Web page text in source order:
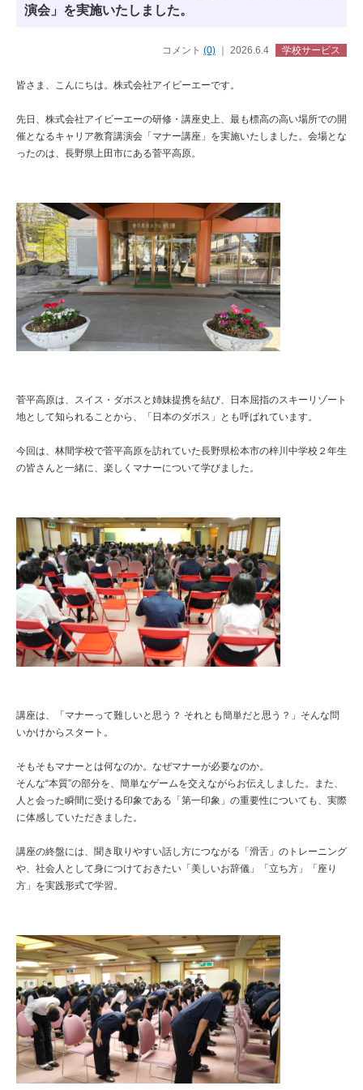
演会」を実施いたしました。
コメント (0) ｜ 2026.6.4 学校サービス
皆さま、こんにちは。株式会社アイビーエーです。
先日、株式会社アイビーエーの研修・講座史上、最も標高の高い場所での開
催となるキャリア教育講演会「マナー講座」を実施いたしました。会場とな
ったのは、長野県上田市にある菅平高原。
菅平高原は、スイス・ダボスと姉妹提携を結び、日本屈指のスキーリゾート
地として知られることから、「日本のダボス」とも呼ばれています。
今回は、林間学校で菅平高原を訪れていた長野県松本市の梓川中学校２年生
の皆さんと一緒に、楽しくマナーについて学びました。
講座は、「マナーって難しいと思う？ それとも簡単だと思う？」そんな問
いかけからスタート。
そもそもマナーとは何なのか。なぜマナーが必要なのか。
そんな“本質”の部分を、簡単なゲームを交えながらお伝えしました。また、
人と会った瞬間に受ける印象である「第一印象」の重要性についても、実際
に体感していただきました。
講座の終盤には、聞き取りやすい話し方につながる「滑舌」のトレーニング
や、社会人として身につけておきたい「美しいお辞儀」「立ち方」「座り
方」を実践形式で学習。